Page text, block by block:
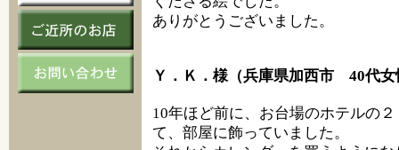
ありがとうございました。
Ｙ．Ｋ．様（兵庫県加西市 40代女
10年ほど前に、お台場のホテルの
て、部屋に飾っていました。